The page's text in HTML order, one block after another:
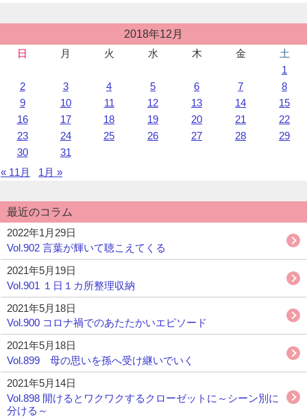
稿
2018年12月
日
月 火 水 木 金
土
1
2
3 4 5 6 7
8
9
10 11 12 13 14
15
16
17 18 19 20 21
22
23
24 25 26 27 28
29
30
31
« 11月
1月 »
最近のコラム
2022年1月29日
Vol.902 言葉が輝いて聴こえてくる
2021年5月19日
Vol.901 １日１カ所整理収納
2021年5月18日
Vol.900 コロナ禍でのあたたかいエピソード
2021年5月18日
Vol.899 母の思いを孫へ受け継いでいく
2021年5月14日
Vol.898 開けるとワクワクするクローゼットに～シーン別に
分ける～